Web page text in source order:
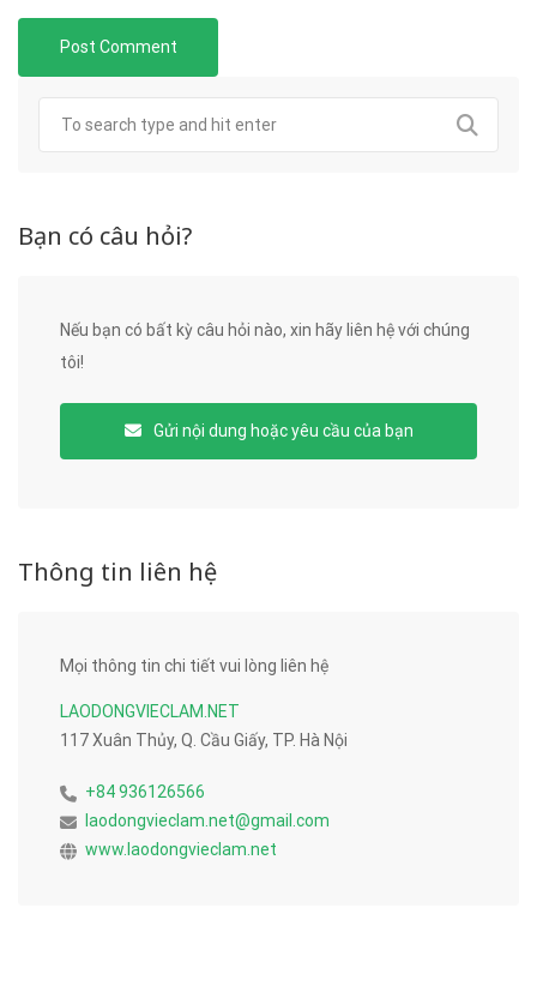
Bạn có câu hỏi?
Nếu bạn có bất kỳ câu hỏi nào, xin hãy liên hệ với chúng
tôi!
Gửi nội dung hoặc yêu cầu của bạn
Thông tin liên hệ
Mọi thông tin chi tiết vui lòng liên hệ
LAODONGVIECLAM.NET
117 Xuân Thủy, Q. Cầu Giấy, TP. Hà Nội
+84 936126566
laodongvieclam.net@gmail.com
www.laodongvieclam.net